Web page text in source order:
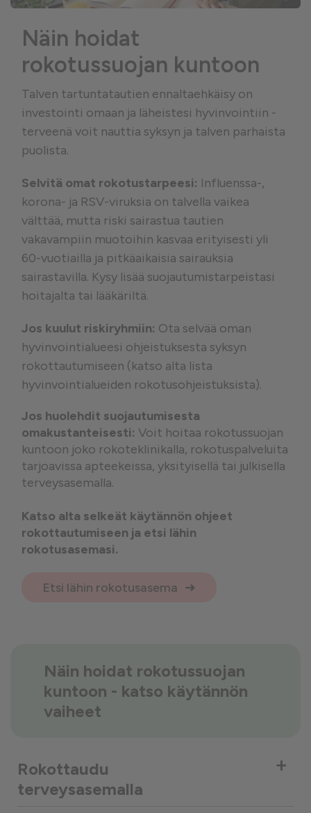
Näin hoidat
rokotussuojan kuntoon
Talven tartuntatautien ennaltaehkäisy on
investointi omaan ja läheistesi hyvinvointiin -
terveenä voit nauttia syksyn ja talven parhaista
puolista.
Selvitä omat rokotustarpeesi: Influenssa-,
korona- ja RSV-viruksia on talvella vaikea
välttää, mutta riski sairastua tautien
vakavampiin muotoihin kasvaa erityisesti yli
60-vuotiailla ja pitkäaikaisia sairauksia
sairastavilla. Kysy lisää suojautumistarpeistasi
hoitajalta tai lääkäriltä.
Jos kuulut riskiryhmiin: Ota selvää oman
hyvinvointialueesi ohjeistuksesta syksyn
rokottautumiseen (katso alta lista
hyvinvointialueiden rokotusohjeistuksista).
Jos huolehdit suojautumisesta
omakustanteisesti: Voit hoitaa rokotussuojan
kuntoon joko rokoteklinikalla, rokotuspalveluita
tarjoavissa apteekeissa, yksityisellä tai julkisella
terveysasemalla.
Katso alta selkeät käytännön ohjeet
rokottautumiseen ja etsi lähin
rokotusasemasi.
Etsi lähin rokotusasema
Näin hoidat rokotussuojan
kuntoon - katso käytännön
vaiheet
Rokottaudu
terveysasemalla
+